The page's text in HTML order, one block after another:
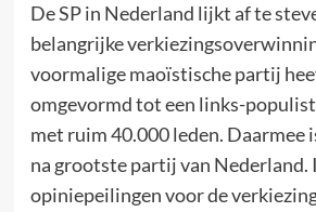
De SP in Nederland lijkt af te
belangrijke
voormalige maoïstische partij
omgevormd tot een links-
met ruim 40.000 leden. Daarmee
na grootste partij van Nederland.
opiniepeilingen voor de